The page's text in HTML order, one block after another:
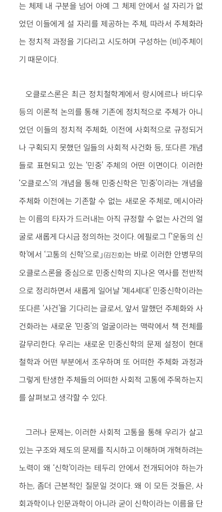
는 체제 내 구분을 넘어 아예 그 체제 안에서 설 자리가 없
었던 이들에게 설 자리를 제공하는 주체, 따라서 주체화라
는 정치적 과정을 기다리고 시도하며 구성하는 (비)주체이
기 때문이다.
오클로스론은 최근 정치철학계에서 랑시에르나 바디우
등의 이론적 논의를 통해 기존에 정치적으로 주체가 아니
었던 이들의 정치적 주체화, 이전에 사회적으로 규정되거
나 구획되지 못했던 일들의 사회적 사건화 등, 또다른 개념
들로 표현되고 있는 ‘민중’ 주체의 어떤 이면이다. 이러한
‘오클로스’의 개념을 통해 민중신학은 ‘민중’이라는 개념을
주체화 이전에는 기존할 수 없는 새로운 주체로, 메시아라
는 이름의 타자가 드러내는 아직 규정할 수 없는 사건의 얼
굴로 새롭게 다시금 정의하는 것이다. 에필로그 「‘운동의 신
학’에서 ‘고통의 신학’으로」(김진호)는 바로 이러한 안병무의
오클로스론을 중심으로 민중신학의 지나온 역사를 전반적
으로 정리하면서 새롭게 일어날 ‘제4세대’ 민중신학이라는
또다른 ‘사건’을 기다리는 글로서, 앞서 말했던 주체화와 사
건화라는 새로운 ‘민중’의 얼굴이라는 맥락에서 책 전체를
갈무리한다. 우리는 새로운 민중신학의 문제 설정이 현대
철학과 어떤 부분에서 조우하며 또 어떠한 주체화 과정과
그렇게 탄생한 주체들의 어떠한 사회적 고통에 주목하는지
를 살펴보고 생각할 수 있다.
그러나 문제는, 이러한 사회적 고통을 통해 우리가 살고
있는 구조와 제도의 문제를 직시하고 이해하며 개혁하려는
노력이 왜 ‘신학’이라는 테두리 안에서 전개되어야 하는가
하는, 좀더 근본적인 질문일 것이다. 왜 이 모든 것들은, 사
회과학이나 인문과학이 아니라 굳이 신학이라는 이름을 단